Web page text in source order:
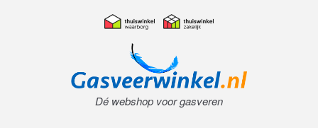
Dé webshop voor gasveren